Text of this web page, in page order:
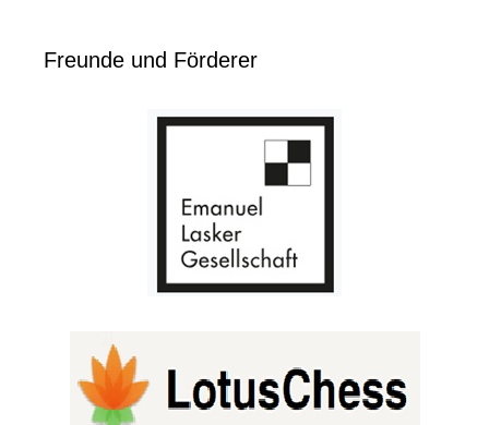
Freunde und Förderer